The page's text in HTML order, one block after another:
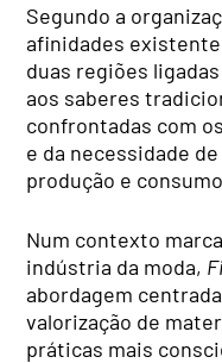
Segundo a
afinidades
duas regiões
aos saberes
confrontadas com
e da necessidade
produção e
Num contexto
indústria da moda,
abordagem
valorização de
práticas mais